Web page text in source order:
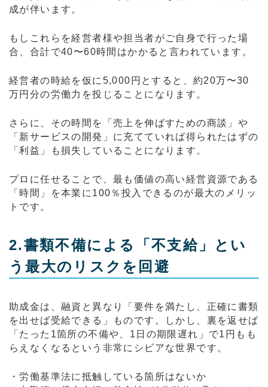
成が伴います。
もしこれらを経営者様や担当者がご自身で行った場
合、合計で40〜60時間はかかると言われています。
経営者の時給を仮に5,000円とすると、約20万〜30
万円分の労働力を投じることになります。
さらに、その時間を「売上を伸ばすための商談」や
「新サービスの開発」に充てていれば得られたはずの
「利益」も損失していることになります。
プロに任せることで、最も価値の高い経営資源である
「時間」を本業に100％投入できるのが最大のメリッ
トです。
2.書類不備による「不支給」とい
う最大のリスクを回避
助成金は、融資と異なり「要件を満たし、正確に書類
を出せば受給できる」ものです。しかし、裏を返せば
「たった1箇所の不備や、1日の期限遅れ」で1円もも
らえなくなるという非常にシビアな世界です。
・労働基準法に抵触している箇所はないか